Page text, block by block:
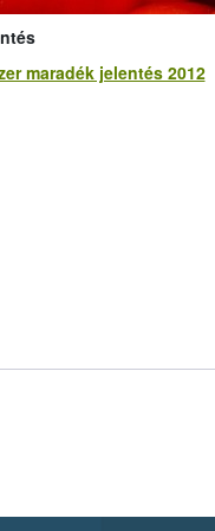
maradék jelentés 2012